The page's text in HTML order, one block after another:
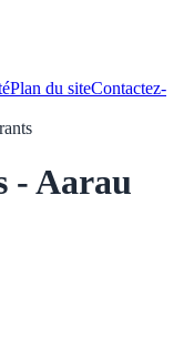
Plan du siteContactez-
- Aarau